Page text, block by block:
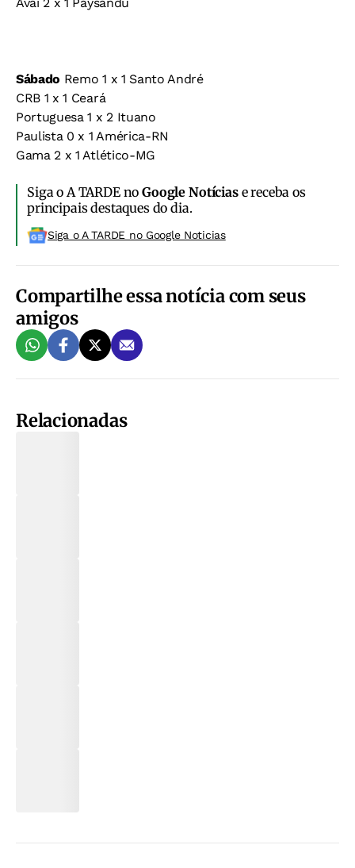
Sábado Remo 1 x 1 Santo André
CRB 1 x 1 Ceará
Portuguesa 1 x 2 Ituano
Paulista 0 x 1 América-RN
Gama 2 x 1 Atlético-MG
Siga o A TARDE noGoogle Notíciase receba os
principais destaques do dia.
Siga o A TARDE no Google Noticias
Compartilhe essa notícia com seus
amigos
Relacionadas